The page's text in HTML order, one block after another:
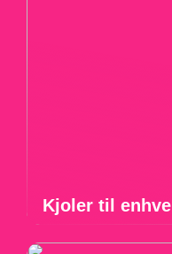
Kjoler til